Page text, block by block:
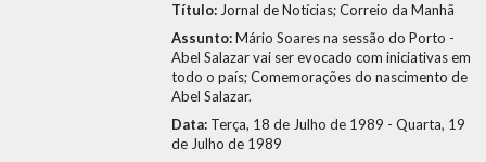
Título: Jornal de Notícias; Correio da Manhã
Assunto:Mário Soares na sessão do Porto -
Abel Salazar vai ser evocado com iniciativas em
todo o país; Comemorações do nascimento de
Abel Salazar.
Data: Terça, 18 de Julho de 1989 - Quarta, 19
de Julho de 1989